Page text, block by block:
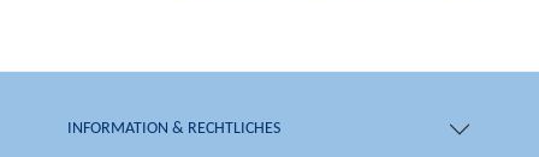
INFORMATION & RECHTLICHES